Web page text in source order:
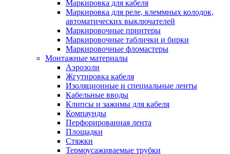
Маркировка для кабеля
Маркировка для реле, клеммных колодок,
автоматических выключателей
Маркировочные принтеры
Маркировочные таблички и бирки
Маркировочные фломастеры
Монтажные материалы
Аэрозоли
Жгутировка кабеля
Изоляционные и специальные ленты
Кабельные вводы
Клипсы и зажимы для кабеля
Компаунды
Перфорированная лента
Площадки
Стяжки
Термоусаживаемые трубки